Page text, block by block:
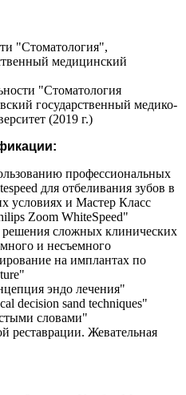
"Стоматология",
медицинский
"Стоматология
государственный медико-
(2019 г.)
профессиональных
для отбеливания зубов в
условиях и Мастер Класс
Zoom WhiteSpeed"
сложных клинических
и несъемного
на имплантах по
эндо лечения"
decision sand techniques"
словами"
реставрации. Жевательная